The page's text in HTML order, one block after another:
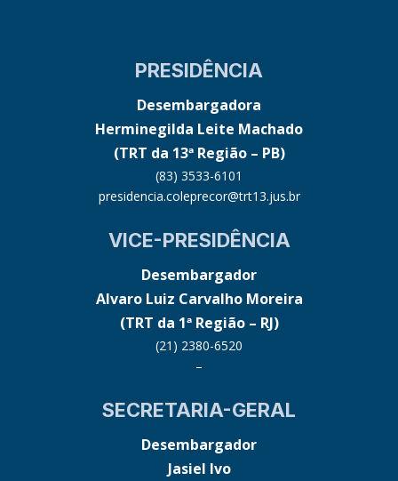
PRESIDÊNCIA
Desembargadora
Herminegilda Leite Machado
(TRT da 13ª Região – PB)
(83) 3533-6101
presidencia.coleprecor@trt13.jus.br
VICE-PRESIDÊNCIA
Desembargador
Alvaro Luiz Carvalho Moreira
(TRT da 1ª Região – RJ)
(21) 2380-6520
–
SECRETARIA-GERAL
Desembargador
Jasiel Ivo